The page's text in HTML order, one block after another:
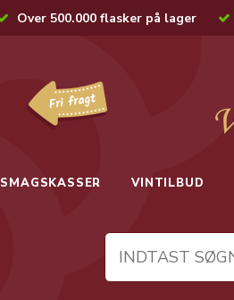
Over 500.000 flasker på lager
SMAGSKASSER VINTILBUD